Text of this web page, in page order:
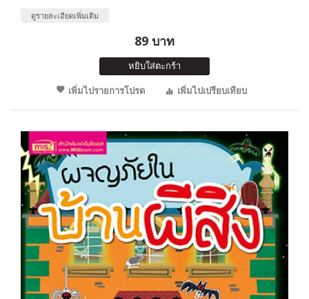
ดูรายละเอียดเพิ่มเติม
89 บาท
หยิบใส่ตะกร้า
เพิ่มไปรายการโปรด
เพิ่มไปเปรียบเทียบ